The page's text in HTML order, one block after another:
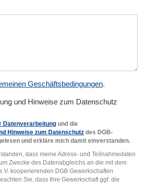
Geschäftsbedingungen.
und Hinweise zum Datenschutz
Datenverarbeitung und die
Hinweise zum Datenschutz des DGB-
und erkläre mich damit einverstanden.
dass meine Adress- und Teilnahmedaten
Zwecke des Datenabgleichs an die mit dem
kooperierenden DGB Gewerkschaften
Sie, dass Ihre Gewerkschaft ggf. die